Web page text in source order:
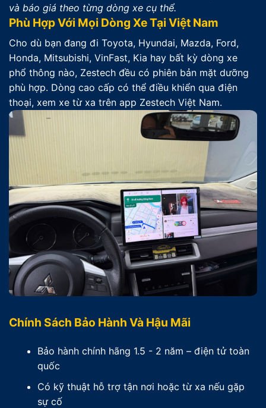
và báo giá theo từng dòng xe cụ thể.
Phù Hợp Với Mọi Dòng Xe Tại Việt Nam
Cho dù bạn đang đi Toyota, Hyundai, Mazda, Ford,
Honda, Mitsubishi, VinFast, Kia hay bất kỳ dòng xe
phổ thông nào, Zestech đều có phiên bản mặt dưỡng
phù hợp. Dòng cao cấp có thể điều khiển qua điện
thoại, xem xe từ xa trên app Zestech Việt Nam.
Chính Sách Bảo Hành Và Hậu Mãi
Bảo hành chính hãng 1.5 - 2 năm – điện tử toàn
quốc
Có kỹ thuật hỗ trợ tận nơi hoặc từ xa nếu gặp
sự cố